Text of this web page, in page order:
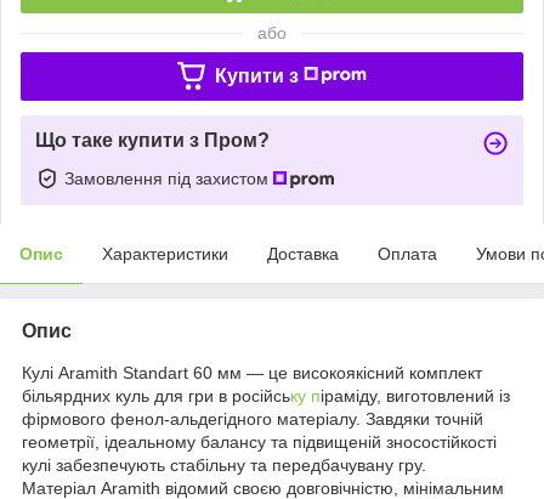
або
Купити з
Що таке купити з Пром?
Замовлення під захистом
Опис Характеристики Доставка Оплата Умови
Опис
Кулі Aramith Standart 60 мм — це високоякісний комплект
більярдних куль для гри в російську піраміду, виготовлений із
фірмового фенол-альдегідного матеріалу. Завдяки точній
геометрії, ідеальному балансу та підвищеній зносостійкості
кулі забезпечують стабільну та передбачувану гру.
Матеріал Aramith відомий своєю довговічністю, мінімальним